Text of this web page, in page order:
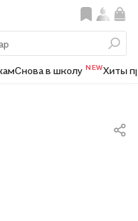
Снова в школу NEWХиты